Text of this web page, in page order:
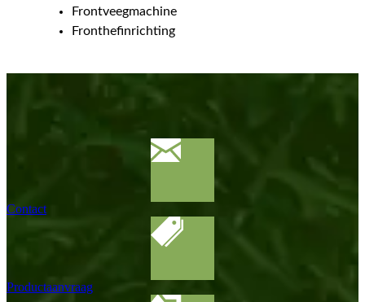
Frontveegmachine
Fronthefinrichting
Contact
Productaanvraag